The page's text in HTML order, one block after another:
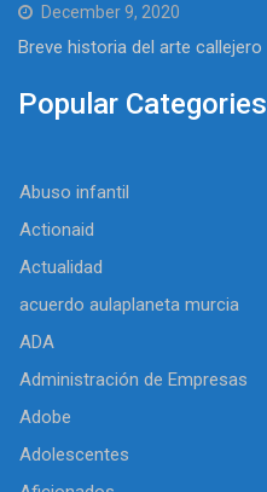
December 9, 2020
Breve historia del arte callejero
Popular Categories
Abuso infantil
Actionaid
Actualidad
acuerdo aulaplaneta murcia
ADA
Administración de Empresas
Adobe
Adolescentes